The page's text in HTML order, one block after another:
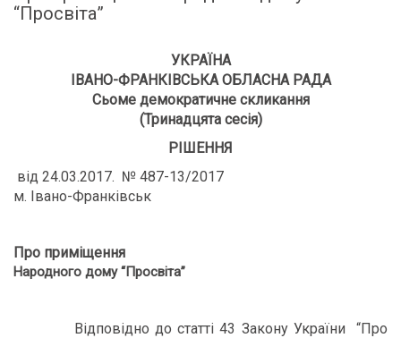
“Просвіта”
УКРАЇНА
ІВАНО-ФРАНКІВСЬКА ОБЛАСНА РАДА
Сьоме демократичне скликання
(Тринадцята сесія)
РІШЕННЯ
від 24.03.2017. № 487-13/2017
м. Івано-Франківськ
Про приміщення
Народного дому“Просвіта”
Відповідно до статті 43 Закону України “Про